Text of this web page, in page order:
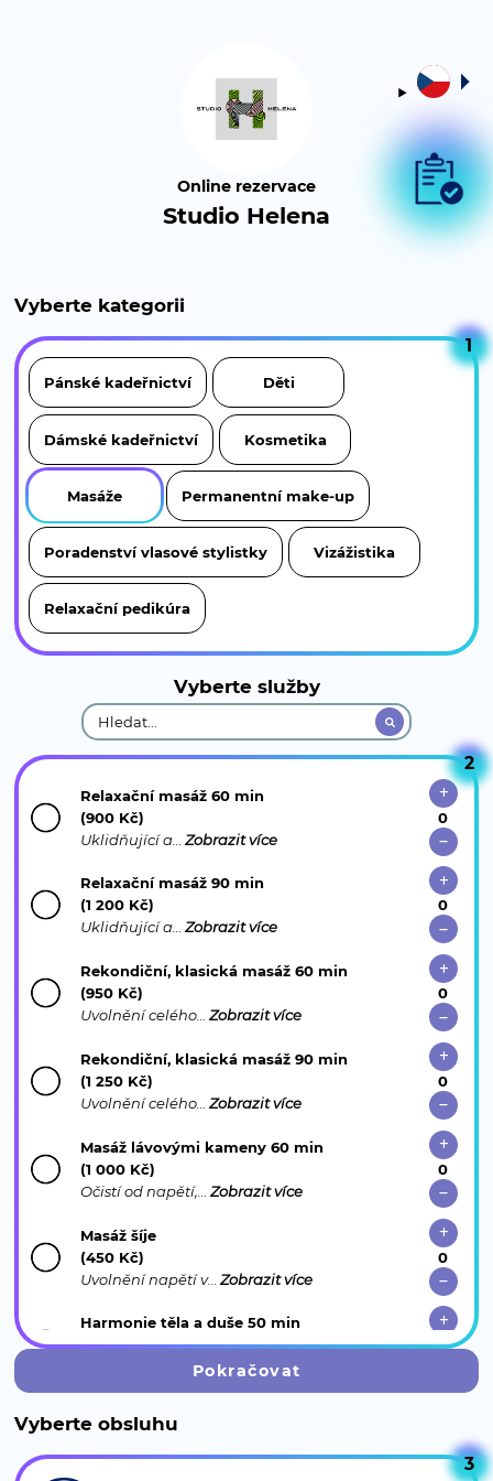
Online rezervace
Studio Helena
Vyberte kategorii
1
Pánské kadeřnictví Děti
Dámské kadeřnictví Kosmetika
Masáže Permanentní make-up
Poradenství vlasové stylistky Vizážistika
Relaxační pedikúra
Vyberte služby
2
Relaxační masáž 60 min
(900 Kč)
Uklidňující a…Zobrazit více
Relaxační masáž 90 min
(1 200 Kč)
Uklidňující a…Zobrazit více
Rekondiční, klasická masáž 60 min
(950 Kč)
Uvolnění celého…Zobrazit více
Rekondiční, klasická masáž 90 min
(1 250 Kč)
Uvolnění celého…Zobrazit více
Masáž lávovými kameny 60 min
(1 000 Kč)
Očistí od napětí,…Zobrazit více
Masáž šíje
(450 Kč)
Uvolnění napětí v…Zobrazit více
Harmonie těla a duše 50 min
(1 700 Kč)
Unikátní spojení…Zobrazit více
(750 Kč)
Exotická péče o…Zobrazit více
Pokračovat
Vyberte obsluhu
3